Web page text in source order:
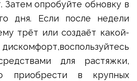
Затем опробуйте обновку в
дня. Если после недели
трёт или создаёт какой-
для растяжки,
приобрести в крупных